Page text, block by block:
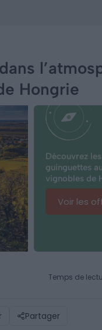
Hongrie
Découvrez
guinguettes
vignobles de
Voir les
Temps de
Partager